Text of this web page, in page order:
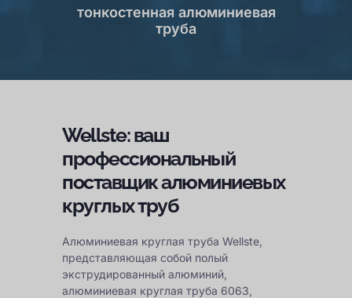
тонкостенная алюминиевая
труба
Wellste: ваш
профессиональный
поставщик алюминиевых
круглых труб
Алюминиевая круглая труба Wellste,
представляющая собой полый
экструдированный алюминий,
алюминиевая круглая труба 6063,